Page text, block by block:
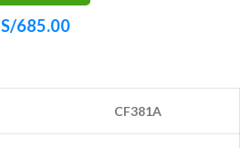
S/685.00
CF381A